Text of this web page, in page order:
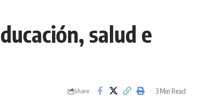
salud e
Share 3 Min Read